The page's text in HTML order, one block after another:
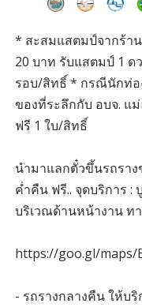
* สะสมแสตมป์จากร้าน
20 บาท รับแสตมป์ 1 ด
รอบ/สิทธิ์ * กรณีนักท่อ
ของที่ระลึกกับ อบจ. แ
ฟรี 1 ใบ/สิทธิ์
นำมาแลกตั๋วขึ้นรถรา
ค่ำคืน ฟรี.. จุดบริการ
บริเวณด้านหน้างาน ท
https://goo.gl/maps/
- รถรางกลางคืน ให้บ